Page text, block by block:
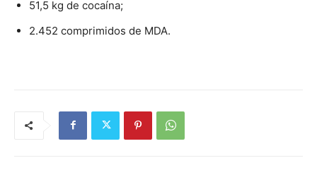
51,5 kg de cocaína;
2.452 comprimidos de MDA.